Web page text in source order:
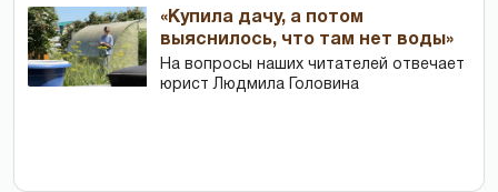
«Купила дачу, а потом
выяснилось, что там нет воды»
На вопросы наших читателей отвечает
юрист Людмила Головина